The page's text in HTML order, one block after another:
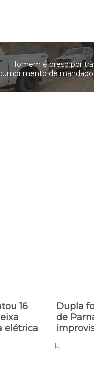
Homem é preso por
de
16
elétrica
Dupla
de